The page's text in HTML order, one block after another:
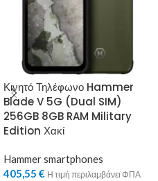
Κινητό Τηλέφωνο Hammer
Blade V 5G (Dual SIM)
256GB 8GB RAM Military
Edition Χακί
Hammer smartphones
405,55 € Η τιμή περιλαμβάνει ΦΠΑ